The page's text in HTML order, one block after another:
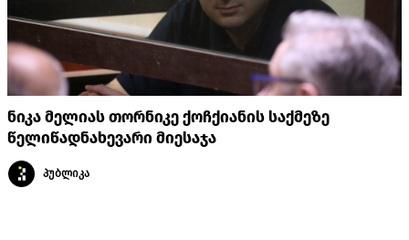
ნიკა მელიას თორნიკე ქოჩქიანის საქმეზე
წელიწადნახევარი მიესაჯა
პუბლიკა